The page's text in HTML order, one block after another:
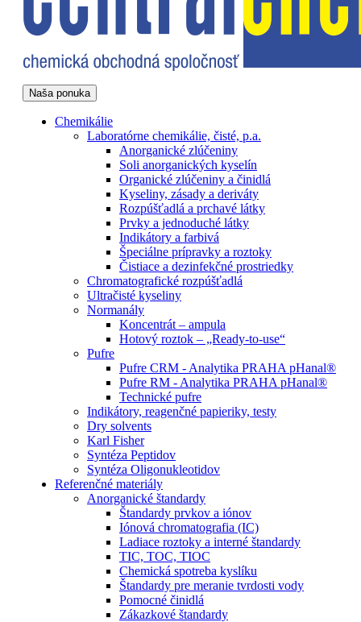
Naša ponuka
Chemikálie
Laboratórne chemikálie, čisté, p.a.
Anorganické zlúčeniny
Soli anorganických kyselín
Organické zlúčeniny a činidlá
Kyseliny, zásady a deriváty
Rozpúšťadlá a prchavé látky
Prvky a jednoduché látky
Indikátory a farbivá
Špeciálne prípravky a roztoky
Čistiace a dezinfekčné prostriedky
Chromatografické rozpúšťadlá
Ultračisté kyseliny
Normanály
Koncentrát – ampula
Hotový roztok – „Ready-to-use“
Pufre
Pufre CRM - Analytika PRAHA pHanal®
Pufre RM - Analytika PRAHA pHanal®
Technické pufre
Indikátory, reagenčné papieriky, testy
Dry solvents
Karl Fisher
Syntéza Peptidov
Syntéza Oligonukleotidov
Referenčné materiály
Anorganické štandardy
Štandardy prvkov a iónov
Iónová chromatografia (IC)
Ladiace roztoky a interné štandardy
TIC, TOC, TIOC
Chemická spotreba kyslíku
Štandardy pre meranie tvrdosti vody
Pomocné činidlá
Zákazkové štandardy